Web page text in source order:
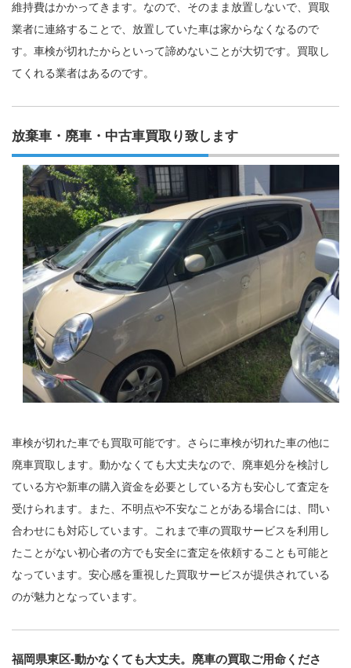
維持費はかかってきます。なので、そのまま放置しないで、買取
業者に連絡することで、放置していた車は家からなくなるので
す。車検が切れたからといって諦めないことが大切です。買取し
てくれる業者はあるのです。
放棄車・廃車・中古車買取り致します
車検が切れた車でも買取可能です。さらに車検が切れた車の他に
廃車買取します。動かなくても大丈夫なので、廃車処分を検討し
ている方や新車の購入資金を必要としている方も安心して査定を
受けられます。また、不明点や不安なことがある場合には、問い
合わせにも対応しています。これまで車の買取サービスを利用し
たことがない初心者の方でも安全に査定を依頼することも可能と
なっています。安心感を重視した買取サービスが提供されている
のが魅力となっています。
福岡県東区-動かなくても大丈夫。廃車の買取ご用命くださ